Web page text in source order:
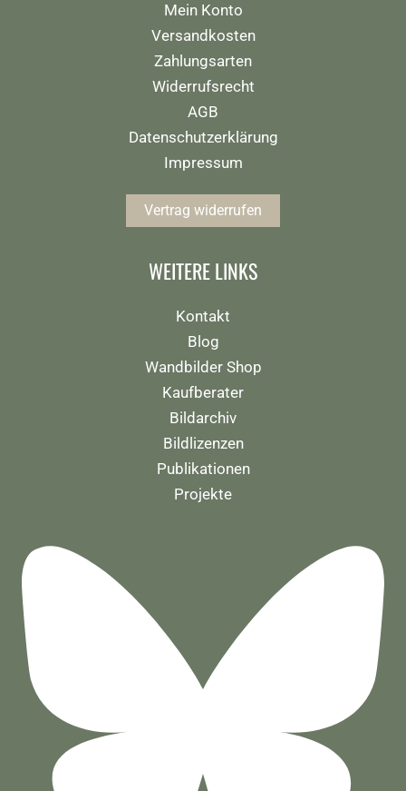
Mein Konto
Versandkosten
Zahlungsarten
Widerrufsrecht
AGB
Datenschutzerklärung
Impressum
Vertrag widerrufen
WEITERE LINKS
Kontakt
Blog
Wandbilder Shop
Kaufberater
Bildarchiv
Bildlizenzen
Publikationen
Projekte